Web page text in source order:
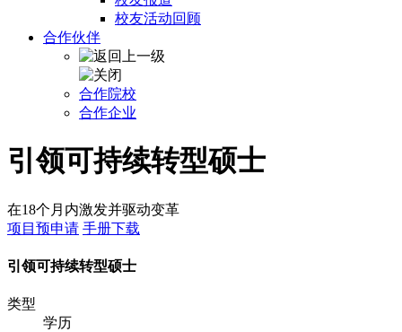
校友活动回顾
合作伙伴
合作院校
合作企业
引领可持续转型硕士
在18个月内激发并驱动变革
项目预申请 手册下载
引领可持续转型硕士
类型
学历